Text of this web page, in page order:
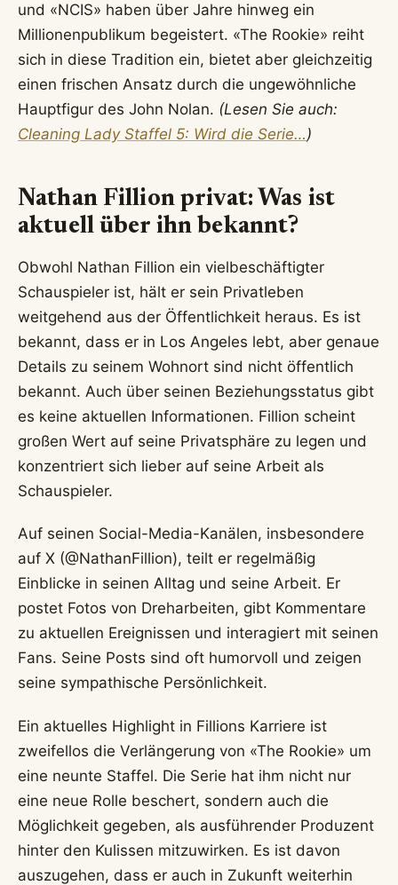
und «NCIS» haben über Jahre hinweg ein
Millionenpublikum begeistert. «The Rookie» reiht
sich in diese Tradition ein, bietet aber gleichzeitig
einen frischen Ansatz durch die ungewöhnliche
Hauptfigur des John Nolan. (Lesen Sie auch:
Cleaning Lady Staffel 5: Wird die Serie…)
Nathan Fillion privat: Was ist
aktuell über ihn bekannt?
Obwohl Nathan Fillion ein vielbeschäftigter
Schauspieler ist, hält er sein Privatleben
weitgehend aus der Öffentlichkeit heraus. Es ist
bekannt, dass er in Los Angeles lebt, aber genaue
Details zu seinem Wohnort sind nicht öffentlich
bekannt. Auch über seinen Beziehungsstatus gibt
es keine aktuellen Informationen. Fillion scheint
großen Wert auf seine Privatsphäre zu legen und
konzentriert sich lieber auf seine Arbeit als
Schauspieler.
Auf seinen Social-Media-Kanälen, insbesondere
auf X (@NathanFillion), teilt er regelmäßig
Einblicke in seinen Alltag und seine Arbeit. Er
postet Fotos von Dreharbeiten, gibt Kommentare
zu aktuellen Ereignissen und interagiert mit seinen
Fans. Seine Posts sind oft humorvoll und zeigen
seine sympathische Persönlichkeit.
Ein aktuelles Highlight in Fillions Karriere ist
zweifellos die Verlängerung von «The Rookie» um
eine neunte Staffel. Die Serie hat ihm nicht nur
eine neue Rolle beschert, sondern auch die
Möglichkeit gegeben, als ausführender Produzent
hinter den Kulissen mitzuwirken. Es ist davon
auszugehen, dass er auch in Zukunft weiterhin